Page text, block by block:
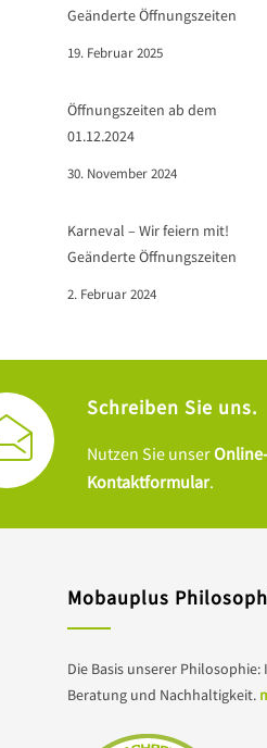
Geänderte Öffnungszeiten
19. Februar 2025
Öffnungszeiten ab dem
01.12.2024
30. November 2024
Karneval – Wir feiern mit!
Geänderte Öffnungszeiten
2. Februar 2024
Schreiben Sie uns.
Nutzen Sie unserOnline-
Kontaktformular.
Mobauplus
Die Basis unserer
Beratung und Nachhaltigkeit.